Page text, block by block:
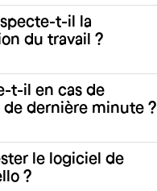
t-il la
du travail ?
t-il en cas de
dernière minute ?
le logiciel de
?